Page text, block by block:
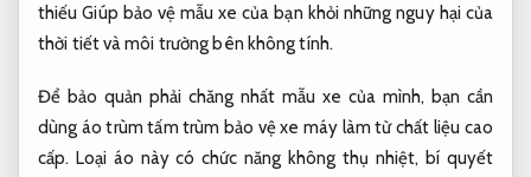
thiếu Giúp bảo vệ mẫu xe của bạn khỏi những nguy hại của
thời tiết và môi trường bên không tính.
Để bảo quản phải chăng nhất mẫu xe của mình, bạn cần
dùng áo trùm tấm trùm bảo vệ xe máy làm từ chất liệu cao
cấp. Loại áo này có chức năng không thụ nhiệt, bí quyết